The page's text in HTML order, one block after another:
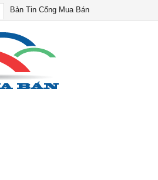
Bản Tin Cổng Mua Bán